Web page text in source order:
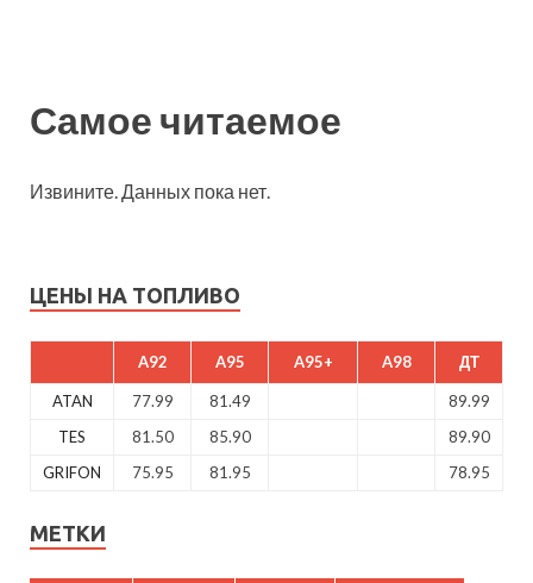
Самое читаемое
Извините. Данных пока нет.
ЦЕНЫ НА ТОПЛИВО
A92 A95 A95+ A98 ДТ
ATAN 77.99 81.49
89.99
TES
81.50 85.90
89.90
GRIFON
75.95 81.95 78.95
МЕТКИ